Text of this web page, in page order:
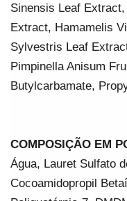
Sinensis Leaf
Extract, Hamamelis
Sylvestris Leaf
Pimpinella Anisum
Butylcarbamate,
COMPOSIÇÃO EM
Água, Lauret Sulfato
Cocoamidopropil